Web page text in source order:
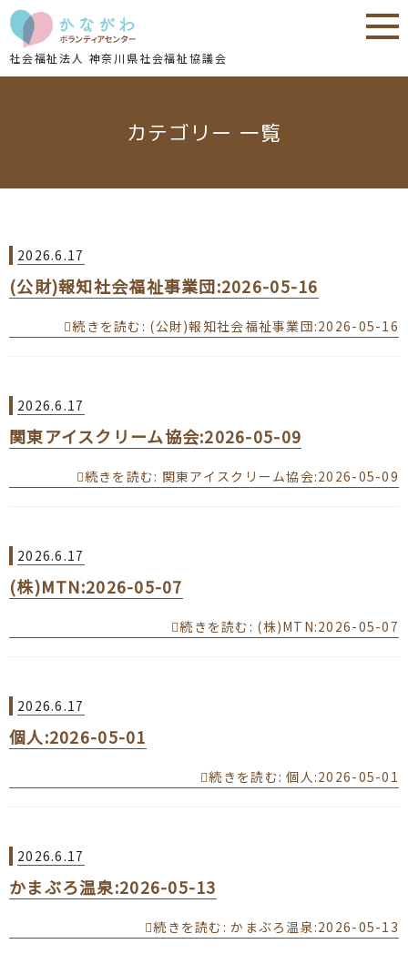
内
容
を
ス
内
容
を
ス
社会福祉法人 神奈川県社会福祉協議会
カテゴリー 一覧
2026.6.17
(公財)報知社会福祉事業団:2026-05-16
続きを読む : (公財)報知社会福祉事業団:2026-05-16
2026.6.17
関東アイスクリーム協会:2026-05-09
続きを読む: 関東アイスクリーム協会:2026-05-09
2026.6.17
(株)MTN:2026-05-07
続きを読む : (株)MTN:2026-05-07
2026.6.17
個人:2026-05-01
続きを読む: 個人:2026-05-01
2026.6.17
かまぶろ温泉:2026-05-13
続きを読む : かまぶろ温泉:2026-05-13